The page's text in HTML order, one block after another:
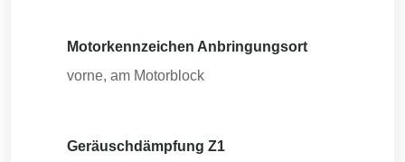
Motorkennzeichen Anbringungsort
vorne, am Motorblock
Geräuschdämpfung Z1